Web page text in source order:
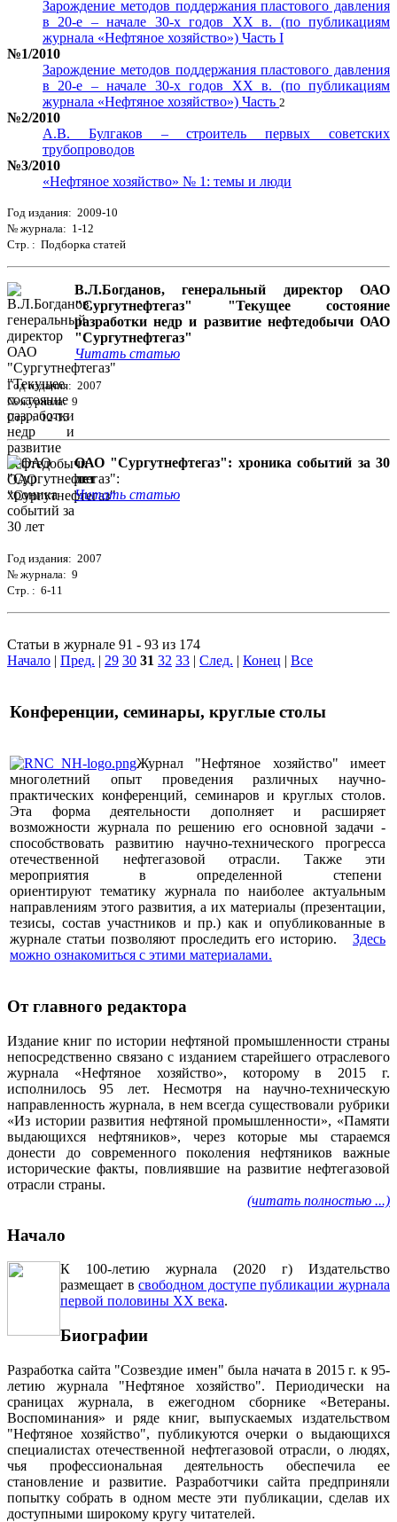
Зарождение методов поддержания пластового давления
в 20-е – начале 30-х годов ХХ в. (по публикациям
журнала «Нефтяное хозяйство») Часть I
№1/2010
Зарождение методов поддержания пластового давления
в 20-е – начале 30-х годов ХХ в. (по публикациям
журнала «Нефтяное хозяйство») Часть 2
№2/2010
А.В. Булгаков – строитель первых советских
трубопроводов
№3/2010
«Нефтяное хозяйство» № 1: темы и люди
Год издания: 2009-10
№ журнала: 1-12
Стр. : Подборка статей
В.Л.Богданов, генеральный директор ОАО
"Сургутнефтегаз" "Текущее состояние
разработки недр и развитие нефтедобычи ОАО
"Сургутнефтегаз"
Читать статью
Год издания: 2007
№ журнала: 9
Стр. : 12-15
ОАО "Сургутнефтегаз": хроника событий за 30
лет
Читать статью
Год издания: 2007
№ журнала: 9
Стр. : 6-11
Статьи в журнале 91 - 93 из 174
Начало | Пред. | 29 30 31 32 33 | След. | Конец | Все
Конференции, семинары, круглые столы
Журнал "Нефтяное хозяйство" имеет
многолетний опыт проведения различных научно-
практических конференций, семинаров и круглых столов.
Эта форма деятельности дополняет и расширяет
возможности журнала по решению его основной задачи -
способствовать развитию научно-технического прогресса
отечественной нефтегазовой отрасли. Также эти
мероприятия в определенной степени
ориентируют тематику журнала по наиболее актуальным
направлениям этого развития, а их материалы (презентации,
тезисы, состав участников и пр.) как и опубликованные в
журнале статьи позволяют проследить его историю. Здесь
можно ознакомиться с этими материалами.
От главного редактора
Издание книг по истории нефтяной промышленности страны
непосредственно связано с изданием старейшего отраслевого
журнала «Нефтяное хозяйство», которому в 2015 г.
исполнилось 95 лет. Несмотря на научно-техническую
направленность журнала, в нем всегда существовали рубрики
«Из истории развития нефтяной промышленности», «Памяти
выдающихся нефтяников», через которые мы стараемся
донести до современного поколения нефтяников важные
исторические факты, повлиявшие на развитие нефтегазовой
отрасли страны.
(читать полностью ...)
Начало
К 100-летию журнала (2020 г) Издательство
размещает всвободном доступе публикации журнала
первой половины ХХ века.
Биографии
Разработка сайта "Созвездие имен" была начата в 2015 г. к 95-
летию журнала "Нефтяное хозяйство". Периодически на
сраницах журнала, в ежегодном сборнике «Ветераны.
Воспоминания» и ряде книг, выпускаемых издательством
"Нефтяное хозяйство", публикуются очерки о выдающихся
специалистах отечественной нефтегазовой отрасли, о людях,
чья профессиональная деятельность обеспечила ее
становление и развитие. Разработчики сайта предприняли
попытку собрать в одном месте эти публикации, сделав их
доступными широкому кругу читателей.